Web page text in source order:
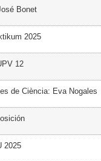
Bonet
2025
12
de Ciència: Eva Nogales
2025